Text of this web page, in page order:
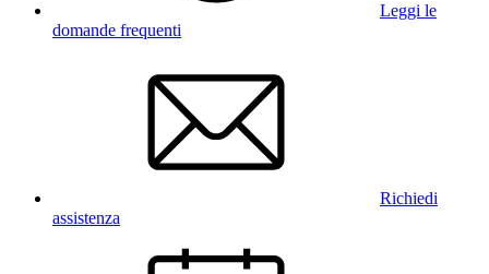
Leggi le
domande frequenti
Richiedi
assistenza